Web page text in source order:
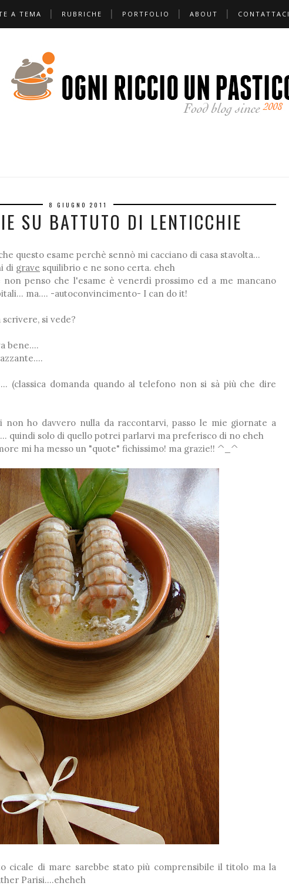
A TEMA RUBRICHE PORTFOLIO ABOUT CONTATTACI
8 GIUGNO 2011
SU BATTUTO DI LENTICCHIE
questo esame perchè sennò mi cacciano di casa stavolta...
di grave squilibrio e ne sono certa. eheh
non penso che l'esame è venerdì prossimo ed a me mancano
ma.... -autoconvincimento- I can do it!
si vede?
bene....
(classica domanda quando al telefono non si sà più che dire
non ho davvero nulla da raccontarvi, passo le mie giornate a
quindi solo di quello potrei parlarvi ma preferisco di no eheh
mi ha messo un "quote" fichissimo! ma grazie!! ^_^
cicale di mare sarebbe stato più comprensibile il titolo ma la
Parisi....eheheh
❅
❆
❅
❆
❅